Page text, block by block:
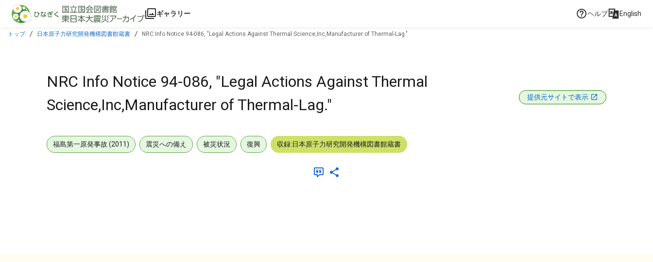
本文に飛ぶ
ギャラリー ヘルプ English
トップ 日本原子力研究開発機構図書館蔵書 NRC Info Notice 94-086, "Legal Actions Against Thermal Science,Inc,Manufacturer of Thermal-Lag."
NRC Info Notice 94-086, "Legal Actions Against Thermal
Science,Inc,Manufacturer of Thermal-Lag."
提供元サイトで表示
福島第一原発事故 (2011) 震災への備え 被災状況 復興 収録:日本原子力研究開発機構図書館蔵書